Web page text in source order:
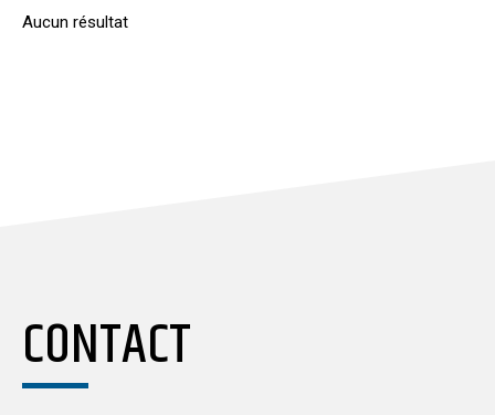
Aucun résultat
CONTACT